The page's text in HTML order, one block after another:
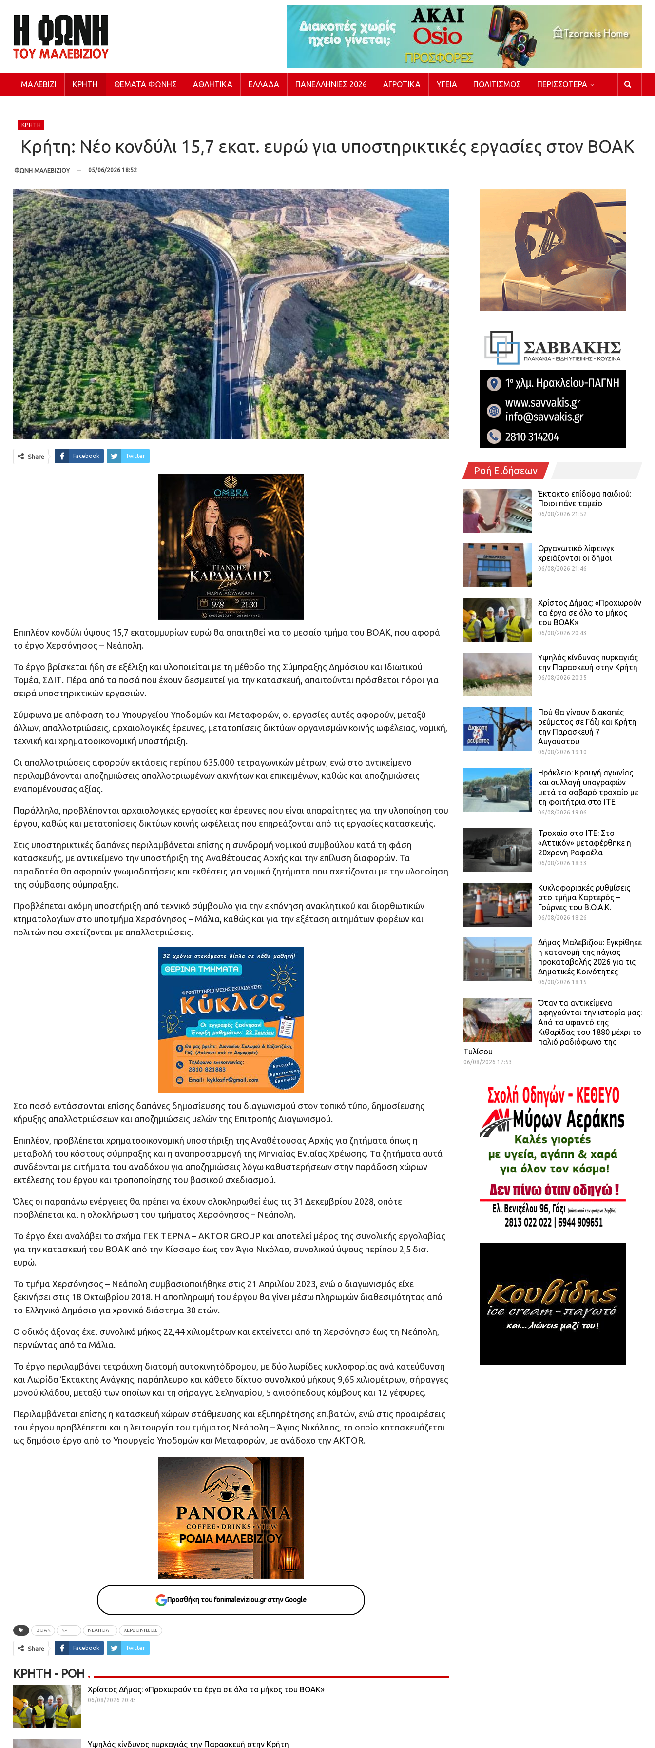
ΜΑΛΕΒΊΖΙ ΚΡΉΤΗ ΘΈΜΑΤΑ ΦΩΝΉΣ ΑΘΛΗΤΙΚΆ ΕΛΛΆΔΑ ΠΑΝΕΛΛΉΝΙΕΣ 2026 ΑΓΡΟΤΙΚΆ ΥΓΕΊΑ ΠΟΛΙΤΙΣΜΌΣ ΠΕΡΙΣΣΌΤΕΡΑ
ΚΡΉΤΗ
Κρήτη: Νέο κονδύλι 15,7 εκατ. ευρώ για υποστηρικτικές εργασίες στον ΒΟΑΚ
ΦΩΝΗ ΜΑΛΕΒΙΖΙΟΥ 05/06/2026 18:52
Share Facebook Twitter
Επιπλέον κονδύλι ύψους 15,7 εκατομμυρίων ευρώ θα απαιτηθεί για το μεσαίο τμήμα του ΒΟΑΚ, που αφορά
το έργο Χερσόνησος – Νεάπολη.
Το έργο βρίσκεται ήδη σε εξέλιξη και υλοποιείται με τη μέθοδο της Σύμπραξης Δημόσιου και Ιδιωτικού
Τομέα, ΣΔΙΤ. Πέρα από τα ποσά που έχουν δεσμευτεί για την κατασκευή, απαιτούνται πρόσθετοι πόροι για
σειρά υποστηρικτικών εργασιών.
Σύμφωνα με απόφαση του Υπουργείου Υποδομών και Μεταφορών, οι εργασίες αυτές αφορούν, μεταξύ
άλλων, απαλλοτριώσεις, αρχαιολογικές έρευνες, μετατοπίσεις δικτύων οργανισμών κοινής ωφέλειας, νομική,
τεχνική και χρηματοοικονομική υποστήριξη.
Οι απαλλοτριώσεις αφορούν εκτάσεις περίπου 635.000 τετραγωνικών μέτρων, ενώ στο αντικείμενο
περιλαμβάνονται αποζημιώσεις απαλλοτριωμένων ακινήτων και επικειμένων, καθώς και αποζημιώσεις
εναπομένουσας αξίας.
Παράλληλα, προβλέπονται αρχαιολογικές εργασίες και έρευνες που είναι απαραίτητες για την υλοποίηση του
έργου, καθώς και μετατοπίσεις δικτύων κοινής ωφέλειας που επηρεάζονται από τις εργασίες κατασκευής.
Στις υποστηρικτικές δαπάνες περιλαμβάνεται επίσης η συνδρομή νομικού συμβούλου κατά τη φάση
κατασκευής, με αντικείμενο την υποστήριξη της Αναθέτουσας Αρχής και την επίλυση διαφορών. Τα
παραδοτέα θα αφορούν γνωμοδοτήσεις και εκθέσεις για νομικά ζητήματα που σχετίζονται με την υλοποίηση
της σύμβασης σύμπραξης.
Προβλέπεται ακόμη υποστήριξη από τεχνικό σύμβουλο για την εκπόνηση ανακλητικού και διορθωτικών
κτηματολογίων στο υποτμήμα Χερσόνησος – Μάλια, καθώς και για την εξέταση αιτημάτων φορέων και
πολιτών που σχετίζονται με απαλλοτριώσεις.
Στο ποσό εντάσσονται επίσης δαπάνες δημοσίευσης του διαγωνισμού στον τοπικό τύπο, δημοσίευσης
κήρυξης απαλλοτριώσεων και αποζημιώσεις μελών της Επιτροπής Διαγωνισμού.
Επιπλέον, προβλέπεται χρηματοοικονομική υποστήριξη της Αναθέτουσας Αρχής για ζητήματα όπως η
μεταβολή του κόστους σύμπραξης και η αναπροσαρμογή της Μηνιαίας Ενιαίας Χρέωσης. Τα ζητήματα αυτά
συνδέονται με αιτήματα του αναδόχου για αποζημιώσεις λόγω καθυστερήσεων στην παράδοση χώρων
εκτέλεσης του έργου και τροποποίησης του βασικού σχεδιασμού.
Όλες οι παραπάνω ενέργειες θα πρέπει να έχουν ολοκληρωθεί έως τις 31 Δεκεμβρίου 2028, οπότε
προβλέπεται και η ολοκλήρωση του τμήματος Χερσόνησος – Νεάπολη.
Το έργο έχει αναλάβει το σχήμα ΓΕΚ ΤΕΡΝΑ – AKTOR GROUP και αποτελεί μέρος της συνολικής εργολαβίας
για την κατασκευή του ΒΟΑΚ από την Κίσσαμο έως τον Άγιο Νικόλαο, συνολικού ύψους περίπου 2,5 δισ.
ευρώ.
Το τμήμα Χερσόνησος – Νεάπολη συμβασιοποιήθηκε στις 21 Απριλίου 2023, ενώ ο διαγωνισμός είχε
ξεκινήσει στις 18 Οκτωβρίου 2018. Η αποπληρωμή του έργου θα γίνει μέσω πληρωμών διαθεσιμότητας από
το Ελληνικό Δημόσιο για χρονικό διάστημα 30 ετών.
Ο οδικός άξονας έχει συνολικό μήκος 22,44 χιλιομέτρων και εκτείνεται από τη Χερσόνησο έως τη Νεάπολη,
περνώντας από τα Μάλια.
Το έργο περιλαμβάνει τετράιχνη διατομή αυτοκινητόδρομου, με δύο λωρίδες κυκλοφορίας ανά κατεύθυνση
και Λωρίδα Έκτακτης Ανάγκης, παράπλευρο και κάθετο δίκτυο συνολικού μήκους 9,65 χιλιομέτρων, σήραγγες
μονού κλάδου, μεταξύ των οποίων και τη σήραγγα Σεληναρίου, 5 ανισόπεδους κόμβους και 12 γέφυρες.
Περιλαμβάνεται επίσης η κατασκευή χώρων στάθμευσης και εξυπηρέτησης επιβατών, ενώ στις προαιρέσεις
του έργου προβλέπεται και η λειτουργία του τμήματος Νεάπολη – Άγιος Νικόλαος, το οποίο κατασκευάζεται
ως δημόσιο έργο από το Υπουργείο Υποδομών και Μεταφορών, με ανάδοχο την AKTOR.
Προσθήκη του fonimaleviziou.gr στην Google
ΒΟΑΚ ΚΡΗΤΗ ΝΕΑΠΟΛΗ ΧΕΡΣΟΝΗΣΟΣ
Share Facebook Twitter
ΚΡΉΤΗ - ΡΟΗ
Χρίστος Δήμας: «Προχωρούν τα έργα σε όλο το μήκος του ΒΟΑΚ»
06/08/2026 20:43
Υψηλός κίνδυνος πυρκαγιάς την Παρασκευή στην Κρήτη
Ροή Ειδήσεων
Έκτακτο επίδομα παιδιού:
Ποιοι πάνε ταμείο
06/08/2026 21:52
Οργανωτικό λίφτινγκ
χρειάζονται οι δήμοι
06/08/2026 21:46
Χρίστος Δήμας: «Προχωρούν
τα έργα σε όλο το μήκος
του ΒΟΑΚ»
06/08/2026 20:43
Υψηλός κίνδυνος πυρκαγιάς
την Παρασκευή στην Κρήτη
06/08/2026 20:35
Πού θα γίνουν διακοπές
ρεύματος σε Γάζι και Κρήτη
την Παρασκευή 7
Αυγούστου
06/08/2026 19:10
Ηράκλειο: Κραυγή αγωνίας
και συλλογή υπογραφών
μετά το σοβαρό τροχαίο με
τη φοιτήτρια στο ΙΤΕ
06/08/2026 19:06
Τροχαίο στο ΙΤΕ: Στο
«Αττικόν» μεταφέρθηκε η
20χρονη Ραφαέλα
06/08/2026 18:33
Κυκλοφοριακές ρυθμίσεις
στο τμήμα Καρτερός –
Γούρνες του Β.Ο.Α.Κ.
06/08/2026 18:26
Δήμος Μαλεβιζίου: Εγκρίθηκε
η κατανομή της πάγιας
προκαταβολής 2026 για τις
Δημοτικές Κοινότητες
06/08/2026 18:15
Όταν τα αντικείμενα
αφηγούνται την ιστορία μας:
Από το υφαντό της
Κιθαρίδας του 1880 μέχρι το
παλιό ραδιόφωνο της
Τυλίσου
06/08/2026 17:53